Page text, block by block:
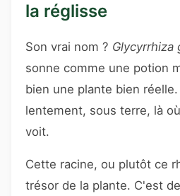
la réglisse
Son vrai nom ? Glycyrrhiza
sonne comme une potion
bien une plante bien
lentement, sous terre, là
voit.
Cette racine, ou plutôt ce
trésor de la plante. C'est